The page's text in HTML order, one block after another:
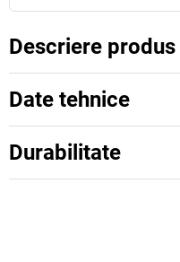
Descriere produs
Date tehnice
Durabilitate